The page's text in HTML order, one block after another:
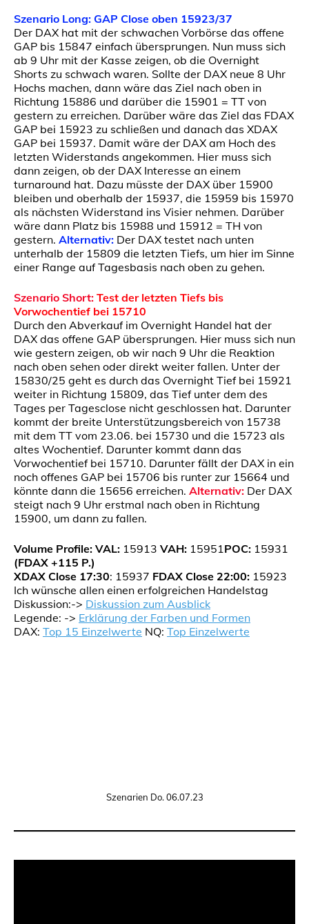
Szenario Long: GAP Close oben 15923/37
Der DAX hat mit der schwachen Vorbörse das offene
GAP bis 15847 einfach übersprungen. Nun muss sich
ab 9 Uhr mit der Kasse zeigen, ob die Overnight
Shorts zu schwach waren. Sollte der DAX neue 8 Uhr
Hochs machen, dann wäre das Ziel nach oben in
Richtung 15886 und darüber die 15901 = TT von
gestern zu erreichen. Darüber wäre das Ziel das FDAX
GAP bei 15923 zu schließen und danach das XDAX
GAP bei 15937. Damit wäre der DAX am Hoch des
letzten Widerstands angekommen. Hier muss sich
dann zeigen, ob der DAX Interesse an einem
turnaround hat. Dazu müsste der DAX über 15900
bleiben und oberhalb der 15937, die 15959 bis 15970
als nächsten Widerstand ins Visier nehmen. Darüber
wäre dann Platz bis 15988 und 15912 = TH von
gestern. Alternativ: Der DAX testet nach unten
unterhalb der 15809 die letzten Tiefs, um hier im Sinne
einer Range auf Tagesbasis nach oben zu gehen.
Szenario Short: Test der letzten Tiefs bis
Vorwochentief bei 15710
Durch den Abverkauf im Overnight Handel hat der
DAX das offene GAP übersprungen. Hier muss sich nun
wie gestern zeigen, ob wir nach 9 Uhr die Reaktion
nach oben sehen oder direkt weiter fallen. Unter der
15830/25 geht es durch das Overnight Tief bei 15921
weiter in Richtung 15809, das Tief unter dem des
Tages per Tagesclose nicht geschlossen hat. Darunter
kommt der breite Unterstützungsbereich von 15738
mit dem TT vom 23.06. bei 15730 und die 15723 als
altes Wochentief. Darunter kommt dann das
Vorwochentief bei 15710. Darunter fällt der DAX in ein
noch offenes GAP bei 15706 bis runter zur 15664 und
könnte dann die 15656 erreichen. Alternativ: Der DAX
steigt nach 9 Uhr erstmal nach oben in Richtung
15900, um dann zu fallen.
Volume Profile: VAL: 15913 VAH: 15951 POC: 15931
(FDAX +115 P.)
XDAX Close 17:30: 15937 FDAX Close 22:00: 15923
Ich wünsche allen einen erfolgreichen Handelstag
Diskussion:-> Diskussion zum Ausblick
Legende: -> Erklärung der Farben und Formen
DAX: Top 15 Einzelwerte NQ: Top Einzelwerte
Szenarien Do. 06.07.23